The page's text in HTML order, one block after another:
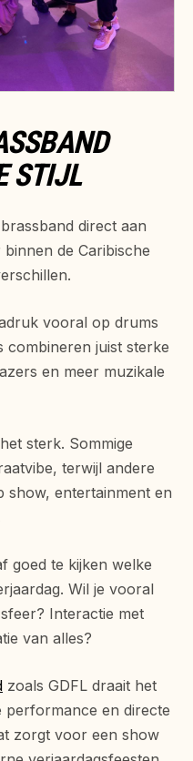
STIJL
direct aan
de Caribische
vooral op drums
combineren juist sterke
en meer muzikale
sterk. Sommige
terwijl andere
show, entertainment en
goed te kijken welke
Wil je vooral
Interactie met
van alles?
zoals GDFL draait het
performance en directe
zorgt voor een show